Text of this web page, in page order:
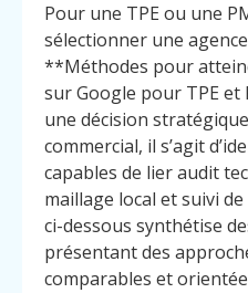
Pour une TPE ou une
sélectionner une
**Méthodes pour
sur Google pour TPE
une décision
commercial, il s’agit
capables de lier audit
maillage local et suivi
ci-dessous synthétise
présentant des
comparables et